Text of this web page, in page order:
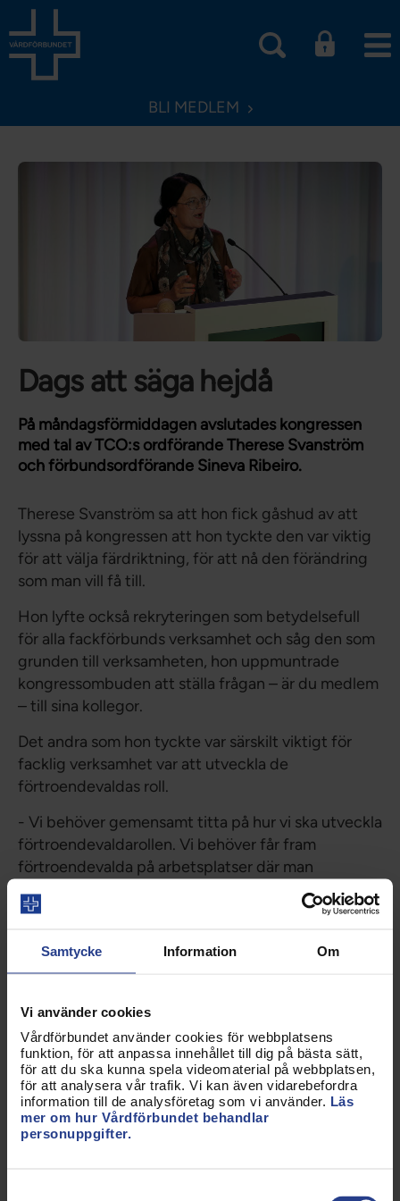
Samtycke Information Om
Vi använder cookies
Vårdförbundet använder cookies för webbplatsens
funktion, för att anpassa innehållet till dig på bästa sätt,
för att du ska kunna spela videomaterial på webbplatsen,
för att analysera vår trafik. Vi kan även vidarebefordra
information till de analysföretag som vi använder. Läs
mer om hur Vårdförbundet behandlar
personuppgifter.
BLI MEDLEM
Dags att säga hejdå
På måndagsförmiddagen avslutades kongressen
med tal av TCO:s ordförande Therese Svanström
och förbundsordförande Sineva Ribeiro.
Therese Svanström sa att hon fick gåshud av att
lyssna på kongressen att hon tyckte den var viktig
för att välja färdriktning, för att nå den förändring
som man vill få till.
Hon lyfte också rekryteringen som betydelsefull
för alla fackförbunds verksamhet och såg den som
grunden till verksamheten, hon uppmuntrade
kongressombuden att ställa frågan – är du medlem
– till sina kollegor.
Det andra som hon tyckte var särskilt viktigt för
facklig verksamhet var att utveckla de
förtroendevaldas roll.
- Vi behöver gemensamt titta på hur vi ska utveckla
förtroendevaldarollen. Vi behöver får fram
förtroendevalda på arbetsplatser där man
traditionellt inte har haft våra roller.
förbundsordförande Sineva Ribeiro personer som
avgick från uppdrag. Hon tackade även bland
Därefter höll hon avslutningstal där hon återknöt till
invigningen och pandemin där fyra medlemmar
berättade som sina erfarenheter kring hur arbetet
förändrades under coronapandemin.
- Vi går ur pandemin otroligt mycket starkare än